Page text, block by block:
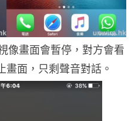
像畫面會暫停，對方會看
畫面，只剩聲音對話。